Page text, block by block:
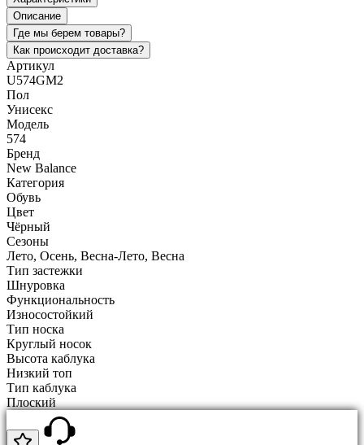
Описание
Где мы берем товары?
Как происходит доставка?
Артикул
U574GM2
Пол
Унисекс
Модель
574
Бренд
New Balance
Категория
Обувь
Цвет
Чёрный
Сезоны
Лето, Осень, Весна-Лето, Весна
Тип застежки
Шнуровка
Функциональность
Износостойкий
Тип носка
Круглый носок
Высота каблука
Низкий топ
Тип каблука
Плоский